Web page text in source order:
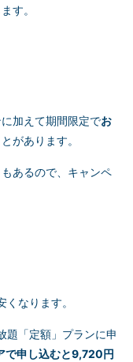
す。
加えて期間限定でお
があります。
あるので、キャンペ
なります。
題「定額」プランに申
で申し込むと9,720円